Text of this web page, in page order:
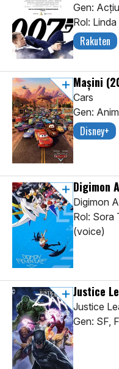
Gen:
Rol:
Rakuten
Mașini
Cars
Gen:
Disney+
Digimon
Digimon
Rol: Sora
(voice)
Justice
Justice
Gen: SF,